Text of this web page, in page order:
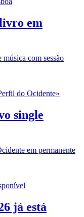
em
com sessão
single
em permanente
já está